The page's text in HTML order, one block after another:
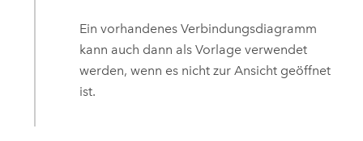
Ein vorhandenes Verbindungsdiagramm
kann auch dann als Vorlage verwendet
werden, wenn es nicht zur Ansicht geöffnet
ist.